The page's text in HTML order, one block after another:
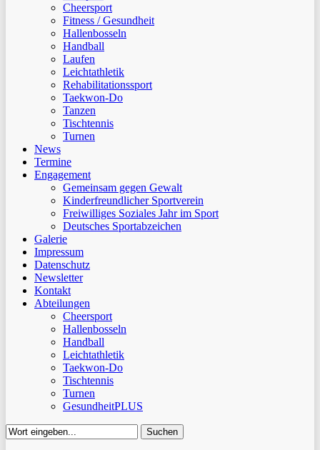
Cheersport
Fitness / Gesundheit
Hallenbosseln
Handball
Laufen
Leichtathletik
Rehabilitationssport
Taekwon-Do
Tanzen
Tischtennis
Turnen
News
Termine
Engagement
Gemeinsam gegen Gewalt
Kinderfreundlicher Sportverein
Freiwilliges Soziales Jahr im Sport
Deutsches Sportabzeichen
Galerie
Impressum
Datenschutz
Newsletter
Kontakt
Abteilungen
Cheersport
Hallenbosseln
Handball
Leichtathletik
Taekwon-Do
Tischtennis
Turnen
GesundheitPLUS
Suchen